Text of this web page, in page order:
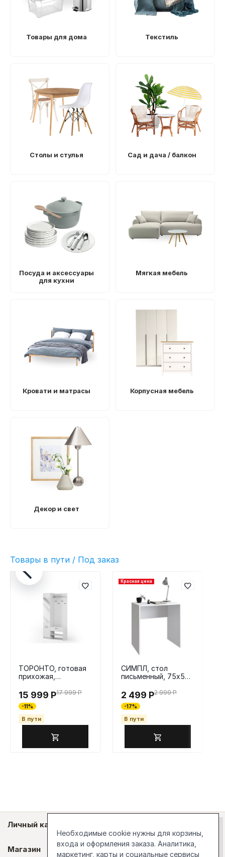
Товары для дома Текстиль
Столы и стулья Сад и дача / балкон
Посуда и аксессуары
для кухни
Мягкая мебель
Кровати и матрасы Корпусная мебель
Декор и свет
Товары в пути / Под заказ
ТОРОНТО, готовая
прихожая,
белый, М3
15 999 Р17 999 Р
-11%
В пути
Красная цена
СИМПЛ, стол
письменный, 75х50
2 499 Р2 999 Р
-17%
В пути
Личный кабинет
Магазин
Необходимые cookie нужны для корзины,
входа и оформления заказа. Аналитика,
маркетинг, карты и социальные сервисы